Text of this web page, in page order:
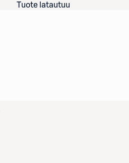
Tuote latautuu